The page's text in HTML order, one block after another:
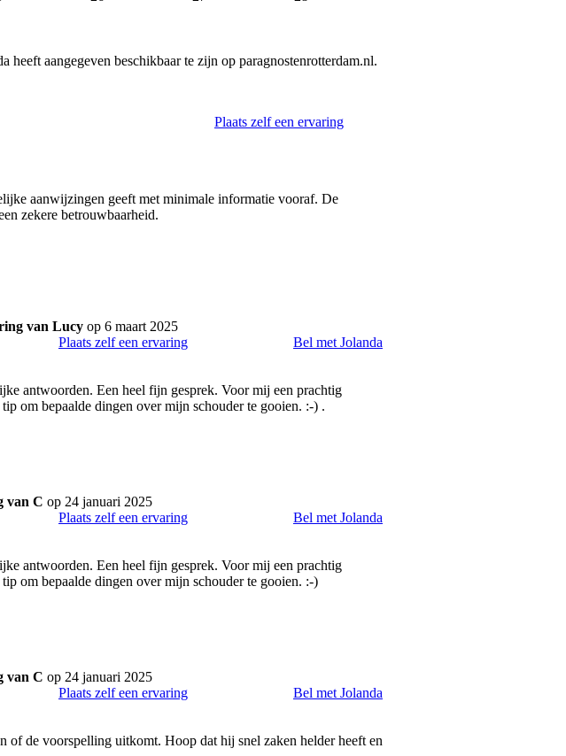
heeft aangegeven beschikbaar te zijn op paragnostenrotterdam.nl.
Plaats zelf een ervaring
aanwijzingen geeft met minimale informatie vooraf. De
zekere betrouwbaarheid.
van Lucy op 6 maart 2025
Plaats zelf een ervaring
Bel met Jolanda
antwoorden. Een heel fijn gesprek. Voor mij een prachtig
om bepaalde dingen over mijn schouder te gooien. :-) .
van C op 24 januari 2025
Plaats zelf een ervaring
Bel met Jolanda
antwoorden. Een heel fijn gesprek. Voor mij een prachtig
om bepaalde dingen over mijn schouder te gooien. :-)
van C op 24 januari 2025
Plaats zelf een ervaring
Bel met Jolanda
of de voorspelling uitkomt. Hoop dat hij snel zaken helder heeft en